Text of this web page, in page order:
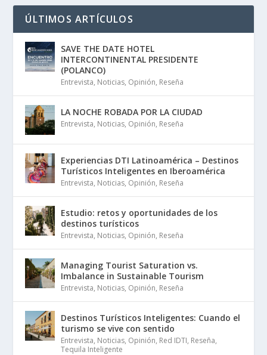
ÚLTIMOS ARTÍCULOS
SAVE THE DATE HOTEL
INTERCONTINENTAL PRESIDENTE
(POLANCO)
Entrevista, Noticias, Opinión, Reseña
LA NOCHE ROBADA POR LA CIUDAD
Entrevista, Noticias, Opinión, Reseña
Experiencias DTI Latinoamérica – Destinos
Turísticos Inteligentes en Iberoamérica
Entrevista, Noticias, Opinión, Reseña
Estudio: retos y oportunidades de los
destinos turísticos
Entrevista, Noticias, Opinión, Reseña
Managing Tourist Saturation vs.
Imbalance in Sustainable Tourism
Entrevista, Noticias, Opinión, Reseña
Destinos Turísticos Inteligentes: Cuando el
turismo se vive con sentido
Entrevista, Noticias, Opinión, Red IDTI, Reseña,
Tequila Inteligente